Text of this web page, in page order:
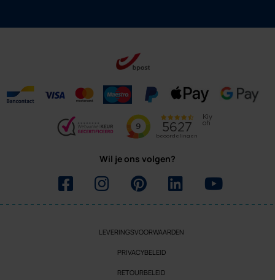
Wil je ons volgen?
LEVERINGSVOORWAARDEN
PRIVACYBELEID
RETOURBELEID